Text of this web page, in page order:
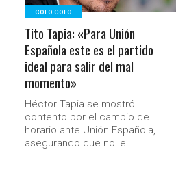
COLO COLO
Tito Tapia: «Para Unión
Española este es el partido
ideal para salir del mal
momento»
Héctor Tapia se mostró
contento por el cambio de
horario ante Unión Española,
asegurando que no le...